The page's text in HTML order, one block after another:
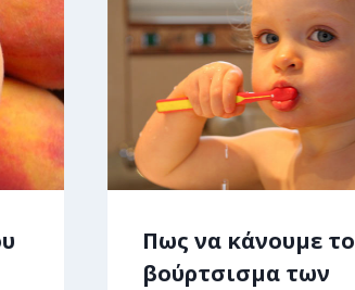
Πως να κάνουμε το
βούρτσισμα των